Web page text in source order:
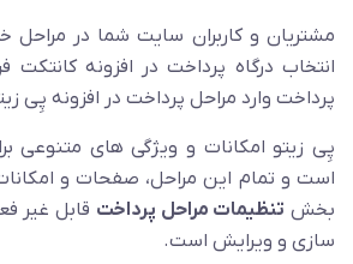
مشتریان و کاربران سایت شما در مراحل
پرداخت وارد مراحل پرداخت در افزونه پِی
پِی زیتو امکانات و ویژگی های متنوعی
است و تمام این مراحل، صفحات و
بخش تنظیمات مراحل پرداخت قابل غیر
سازی و ویرایش است.